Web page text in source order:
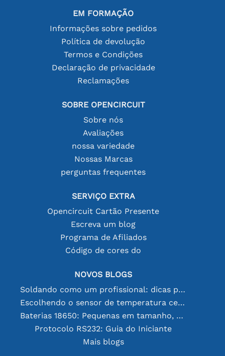
EM FORMAÇÃO
Informações sobre pedidos
Política de devolução
Termos e Condições
Declaração de privacidade
Reclamações
SOBRE OPENCIRCUIT
Sobre nós
Avaliações
nossa variedade
Nossas Marcas
perguntas frequentes
SERVIÇO EXTRA
Opencircuit Cartão Presente
Escreva um blog
Programa de Afiliados
Código de cores do
NOVOS BLOGS
Soldando como um profissional: dicas para conexões eletrônicas perfeitas
Escolhendo o sensor de temperatura certo [youtube]
Baterias 18650: Pequenas em tamanho, grandes em desempenho
Protocolo RS232: Guia do Iniciante
Mais blogs